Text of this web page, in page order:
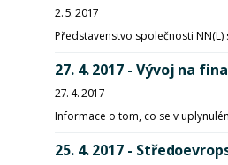
2. 5. 2017
Představenstvo společnosti
27. 4. 2017 - Vývoj na
27. 4. 2017
Informace o tom, co se v
25. 4. 2017 -